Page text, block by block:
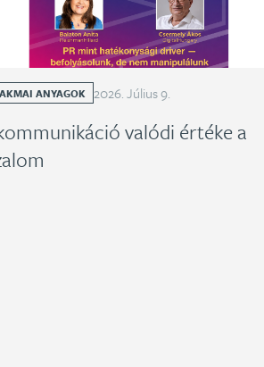
ANYAGOK 2026.Július9.
valódi értéke a